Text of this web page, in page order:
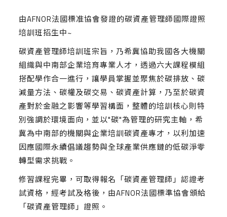
由AFNOR法國標准協會發證的碳資產管理師國際證照
培訓班招生中~
碳資產管理師培訓班宗旨，乃希冀協助我國各大機關
組織與中南部企業培育專業人才，透過六大課程模組
搭配學作合一進行，讓學員掌握並聚焦於碳排放、碳
減量方法、碳權及碳交易、碳資產計算，乃至於碳資
產對於金融之影響等學習構面，整體的培訓核心則特
別強調於環境面向，並以"碳"為管理的研究主軸，希
冀為中南部的機關與企業培訓碳資產專才，以利加速
因應國際永續倡議趨勢與全球產業供應鏈的低碳淨零
轉型需求挑戰。
修習課程完畢，可取得報名「碳資產管理師」認證考
試資格，經考試及格後，由AFNOR法國標準協會頒給
「碳資產管理師」證照。